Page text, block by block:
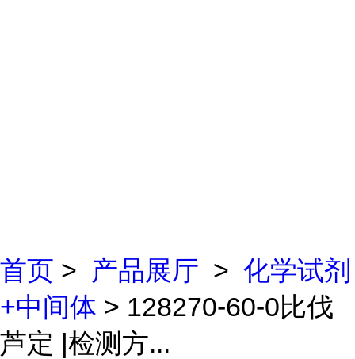
首页 > 产品展厅 > 化学试剂
+中间体 > 128270-60-0比伐
芦定 |检测方...